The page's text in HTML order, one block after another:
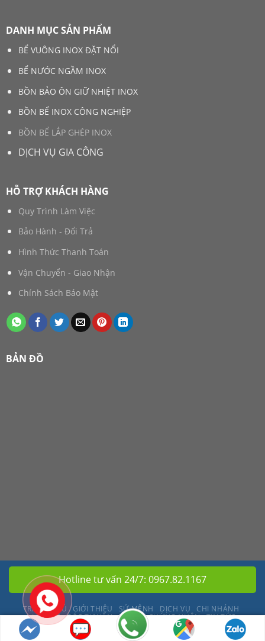
DANH MỤC SẢN PHẨM
BỂ VUÔNG INOX ĐẶT NỔI
BỂ NƯỚC NGẦM INOX
BỒN BẢO ÔN GIỮ NHIỆT INOX
BỒN BỂ INOX CÔNG NGHIỆP
BỒN BỂ LẮP GHÉP INOX
DỊCH VỤ GIA CÔNG
HỖ TRỢ KHÁCH HÀNG
Quy Trình Làm Việc
Bảo Hành - Đổi Trả
Hình Thức Thanh Toán
Vận Chuyển - Giao Nhận
Chính Sách Bảo Mật
BẢN ĐỒ
Hotline tư vấn 24/7: 0967.82.1167
TRANG CHỦ GIỚI THIỆU SỨ MỆNH DỊCH VỤ
CHI NHÁNH
LIÊN HỆ GÓC TƯ VẤN DỰ ÁN CHỨNG NHẬN TIN TỨC
Copyright 2026 © Kim Khí Việt Anh |